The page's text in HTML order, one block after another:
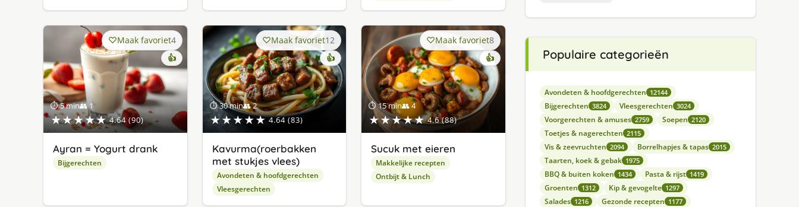
⏱ 5 min👥 1
★★★★★ 4.64 (90)
Maak favoriet4
👍
Ayran = Yogurt drank
Bijgerechten
⏱ 30 min👥 2
★★★★★ 4.64 (83)
Maak favoriet12
👍
Kavurma(roerbakken
met stukjes vlees)
Avondeten & hoofdgerechten
Vleesgerechten
⏱ 15 min👥 4
★★★★★ 4.6 (88)
Maak favoriet8
👍
Sucuk met eieren
Makkelijke recepten
Ontbijt & Lunch
Populaire categorieën
Avondeten & hoofdgerechten 12144
Bijgerechten 3824 Vleesgerechten 3024
Voorgerechten & amuses 2759 Soepen 2120
Toetjes & nagerechten 2115
Vis & zeevruchten 2094 Borrelhapjes & tapas 2015
Taarten, koek & gebak 1975
BBQ & buiten koken 1434 Pasta & rijst 1419
Groenten 1312 Kip & gevogelte 1297
Salades 1216 Gezonde recepten 1177